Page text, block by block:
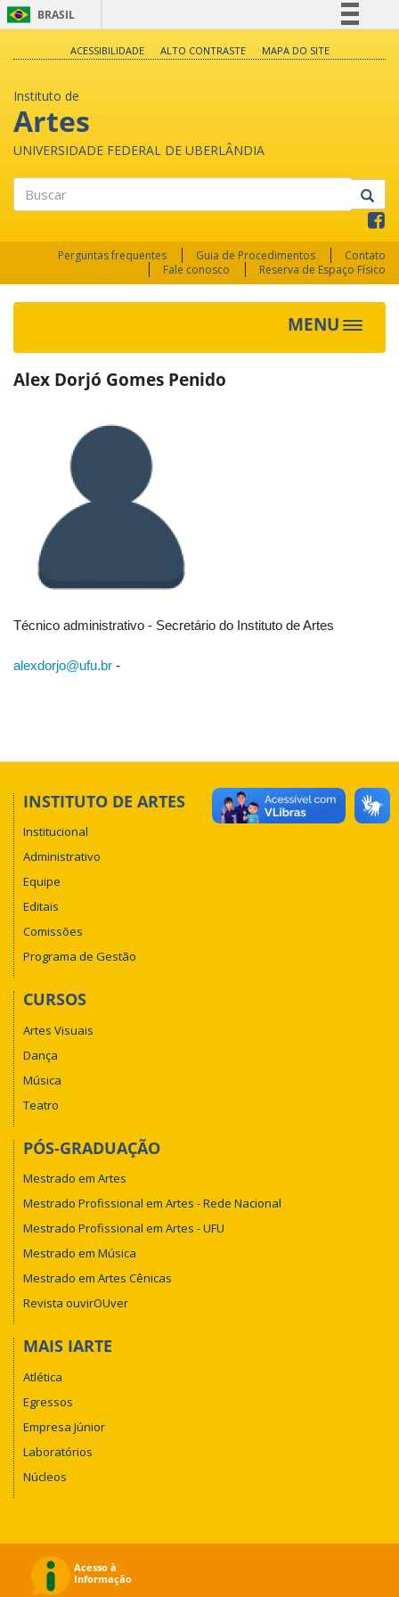
BRASIL
Legislação
Canais
ACESSIBILIDADE ALTO CONTRASTE MAPA DO SITE
Instituto de
Artes
UNIVERSIDADE FEDERAL DE UBERLÂNDIA
Perguntas frequentes Guia de Procedimentos
Contato
Fale conosco
Reserva de Espaço Físico
MENU
Toggle
Alex Dorjó Gomes Penido
Técnico administrativo - Secretário do Instituto de Artes
alexdorjo@ufu.br -
INSTITUTO DE ARTES
Institucional
Administrativo
Equipe
Editais
Comissões
Programa de Gestão
CURSOS
Artes Visuais
Dança
Música
Teatro
PÓS-GRADUAÇÃO
Mestrado em Artes
Mestrado Profissional em Artes - Rede Nacional
Mestrado Profissional em Artes - UFU
Mestrado em Música
Mestrado em Artes Cênicas
Revista ouvirOUver
MAIS IARTE
Atlética
Egressos
Empresa Júnior
Laboratórios
Núcleos